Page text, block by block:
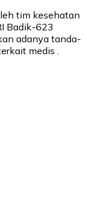
tim kesehatan
Badik-623
adanya tanda-
medis .